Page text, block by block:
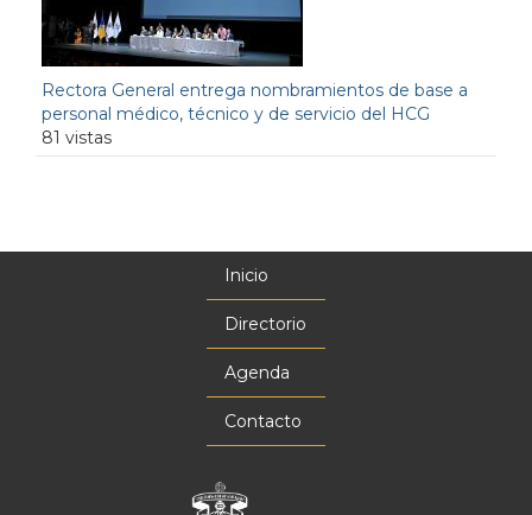
Rectora General entrega nombramientos de base a
personal médico, técnico y de servicio del HCG
81 vistas
Inicio
Directorio
Agenda
Contacto